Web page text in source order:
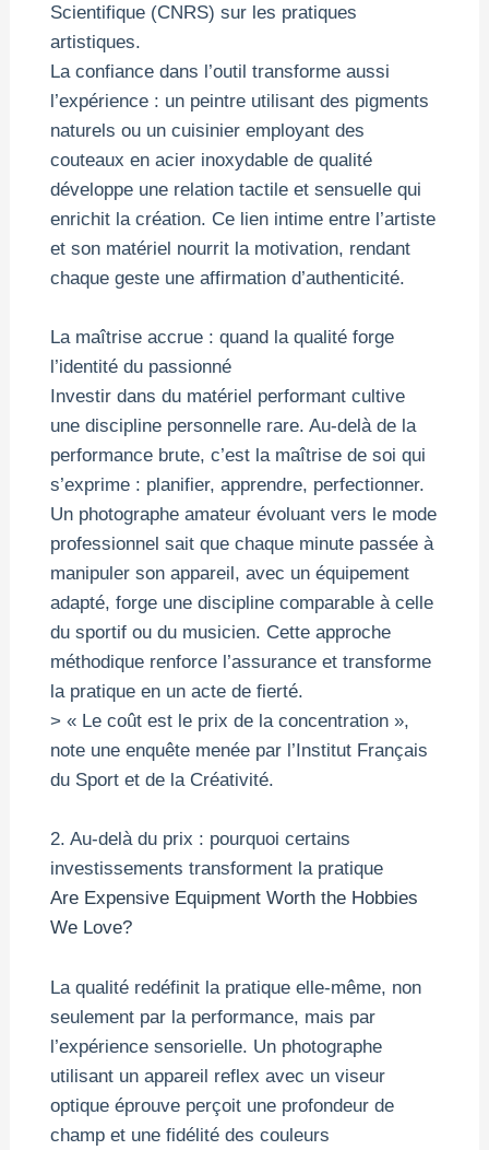
Scientifique (CNRS) sur les pratiques
artistiques.
La confiance dans l’outil transforme aussi
l’expérience : un peintre utilisant des pigments
naturels ou un cuisinier employant des
couteaux en acier inoxydable de qualité
développe une relation tactile et sensuelle qui
enrichit la création. Ce lien intime entre l’artiste
et son matériel nourrit la motivation, rendant
chaque geste une affirmation d’authenticité.
La maîtrise accrue : quand la qualité forge
l’identité du passionné
Investir dans du matériel performant cultive
une discipline personnelle rare. Au-delà de la
performance brute, c’est la maîtrise de soi qui
s’exprime : planifier, apprendre, perfectionner.
Un photographe amateur évoluant vers le mode
professionnel sait que chaque minute passée à
manipuler son appareil, avec un équipement
adapté, forge une discipline comparable à celle
du sportif ou du musicien. Cette approche
méthodique renforce l’assurance et transforme
la pratique en un acte de fierté.
> « Le coût est le prix de la concentration »,
note une enquête menée par l’Institut Français
du Sport et de la Créativité.
2. Au-delà du prix : pourquoi certains
investissements transforment la pratique
Are Expensive Equipment Worth the Hobbies
We Love?
La qualité redéfinit la pratique elle-même, non
seulement par la performance, mais par
l’expérience sensorielle. Un photographe
utilisant un appareil reflex avec un viseur
optique éprouve perçoit une profondeur de
champ et une fidélité des couleurs